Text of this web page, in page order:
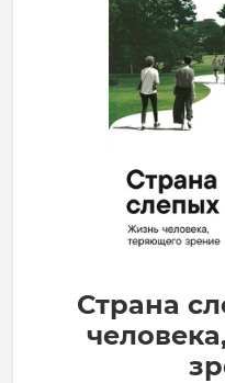
Страна